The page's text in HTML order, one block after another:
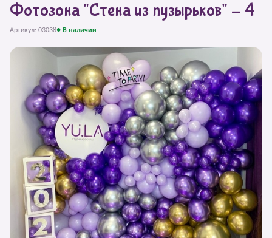
Фотозона "Стена из пузырьков" - 4
Артикул: 03038● В наличии